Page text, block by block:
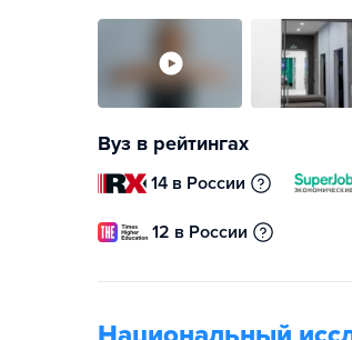
Вуз в рейтингах
14 в России
12 в России